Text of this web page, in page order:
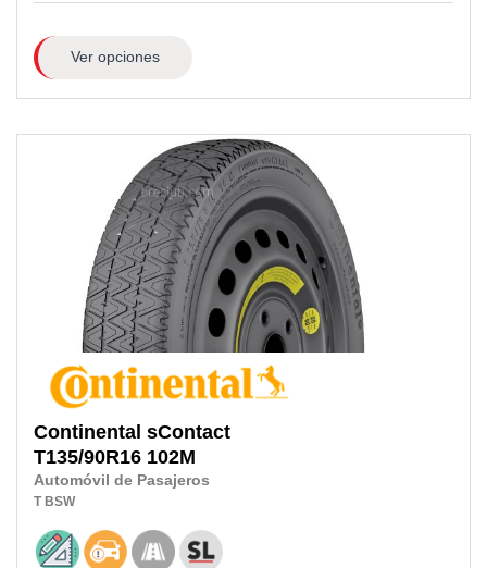
Ver opciones
Continental sContact
T135/90R16 102M
Automóvil de Pasajeros
T BSW